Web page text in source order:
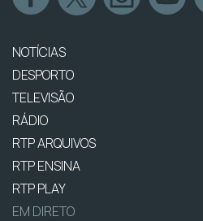
NOTÍCIAS
DESPORTO
TELEVISÃO
RÁDIO
RTP ARQUIVOS
RTP ENSINA
RTP PLAY
EM DIRETO